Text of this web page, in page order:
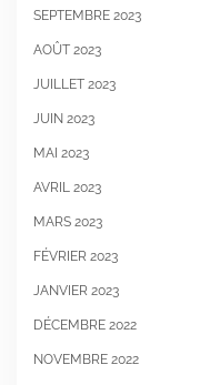
SEPTEMBRE 2023
AOÛT 2023
JUILLET 2023
JUIN 2023
MAI 2023
AVRIL 2023
MARS 2023
FÉVRIER 2023
JANVIER 2023
DÉCEMBRE 2022
NOVEMBRE 2022